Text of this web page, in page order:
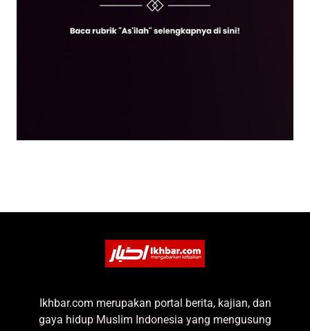
Ikhbar.com merupakan portal berita, kajian, dan
gaya hidup Muslim Indonesia yang mengusung